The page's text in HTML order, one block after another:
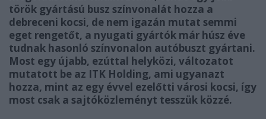
török gyártású busz színvonalát hozza a
debreceni kocsi, de nem igazán mutat semmi
eget rengetőt, a nyugati gyártók már húsz éve
tudnak hasonló színvonalon autóbuszt gyártani.
Most egy újabb, ezúttal helyközi, változatot
mutatott be az ITK Holding, ami ugyanazt
hozza, mint az egy évvel ezelőtti városi kocsi, így
most csak a sajtóközleményt tesszük közzé.